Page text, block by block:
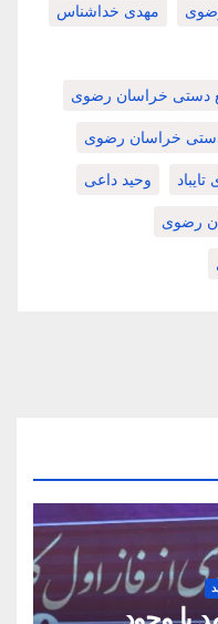
مهدی خداشناس
دستی خراسان رضوی
خراسان رضوی
وحید داعی
رضوی